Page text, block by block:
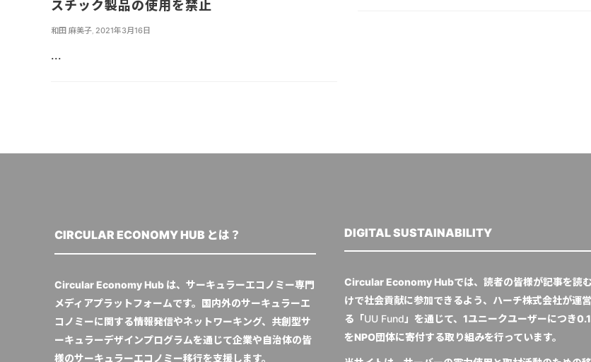
スチック製品の使用を禁止
和田 麻美子 2021年3月16日
...
CIRCULAR ECONOMY HUB とは？
Circular Economy Hub は、サーキュラーエコノミー専門
メディアプラットフォームです。国内外のサーキュラーエ
コノミーに関する情報発信やネットワーキング、共創型サ
ーキュラーデザインプログラムを通じて企業や自治体の皆
様のサーキュラーエコノミー移行を支援します。
DIGITAL SUSTAINABILITY
Circular Economy Hubでは、読者の皆様が記事を読
けで社会貢献に参加できるよう、ハーチ株式会社が運
る「UU Fund 」を通じて、1ユニークユーザーにつき
をNPO団体に寄付する取り組みを行っています。